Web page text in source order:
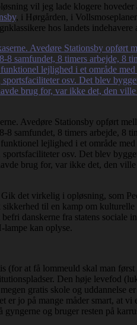
vil jeg lade klogere
, i Hørgården, i
hos landets
Avedøre Stationsby opført
8 samfundet, 8 timers arbejde, 8
lejlighed i et område
osv. Det blev
brug for, var ikke det, den
Gik det virkelig i opløsning, som
til en kamp om
danskerne fra statens sociale
lampe kan oplyse.
(for at få lommeuld skal man
Den høje levefod
gratis skole og uddannelse
er jo på mange måder smart, at
og bruger resten på